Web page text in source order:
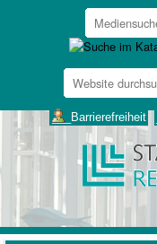
Website
durchsuchen
___Barrierefreiheit